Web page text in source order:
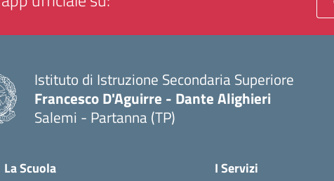
Istituto di Istruzione Secondaria Superiore
Francesco D'Aguirre - Dante Alighieri
Salemi - Partanna (TP)
La Scuola I Servizi